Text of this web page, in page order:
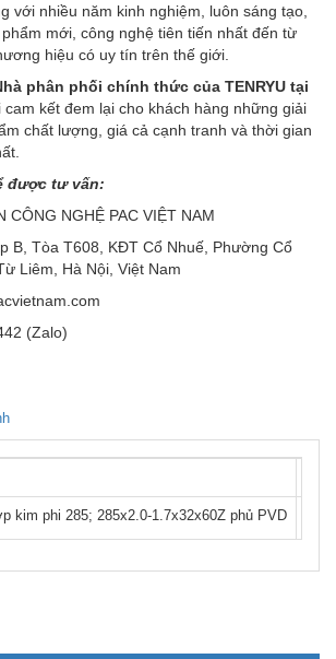
với nhiều năm kinh nghiệm, luôn sáng tạo,
mới, công nghệ tiên tiến nhất đến từ
hiệu có uy tín trên thế giới.
phân phối chính thức của TENRYU tại
cam kết đem lại cho khách hàng những giải
chất lượng, giá cả cạnh tranh và thời gian
được tư vấn:
CÔNG NGHỆ PAC VIỆT NAM
B, Tòa T608, KĐT Cổ Nhuế, Phường Cổ
Liêm, Hà Nội, Việt Nam
(Zalo)
kim phi 285; 285x2.0-1.7x32x60Z phủ PVD